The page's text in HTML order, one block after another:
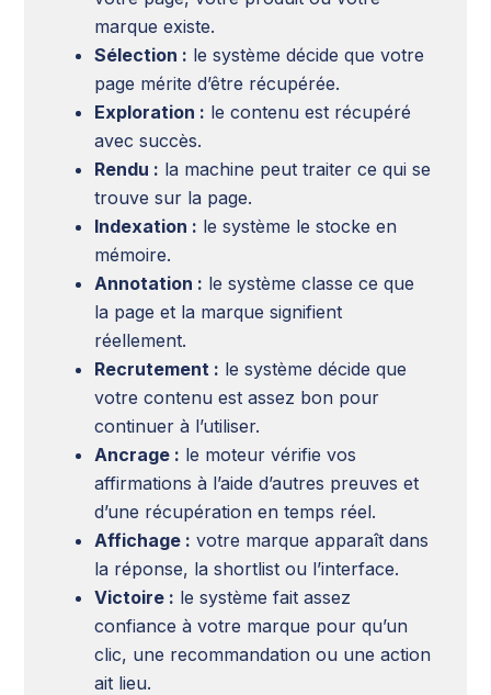
marque existe.
Sélection : le système décide que votre
page mérite d’être récupérée.
Exploration : le contenu est récupéré
avec succès.
Rendu : la machine peut traiter ce qui se
trouve sur la page.
Indexation : le système le stocke en
mémoire.
Annotation : le système classe ce que
la page et la marque signifient
réellement.
Recrutement : le système décide que
votre contenu est assez bon pour
continuer à l’utiliser.
Ancrage : le moteur vérifie vos
affirmations à l’aide d’autres preuves et
d’une récupération en temps réel.
Affichage : votre marque apparaît dans
la réponse, la shortlist ou l’interface.
Victoire : le système fait assez
confiance à votre marque pour qu’un
clic, une recommandation ou une action
ait lieu.